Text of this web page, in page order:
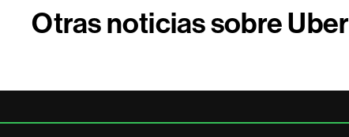
Otras noticias sobre Uber